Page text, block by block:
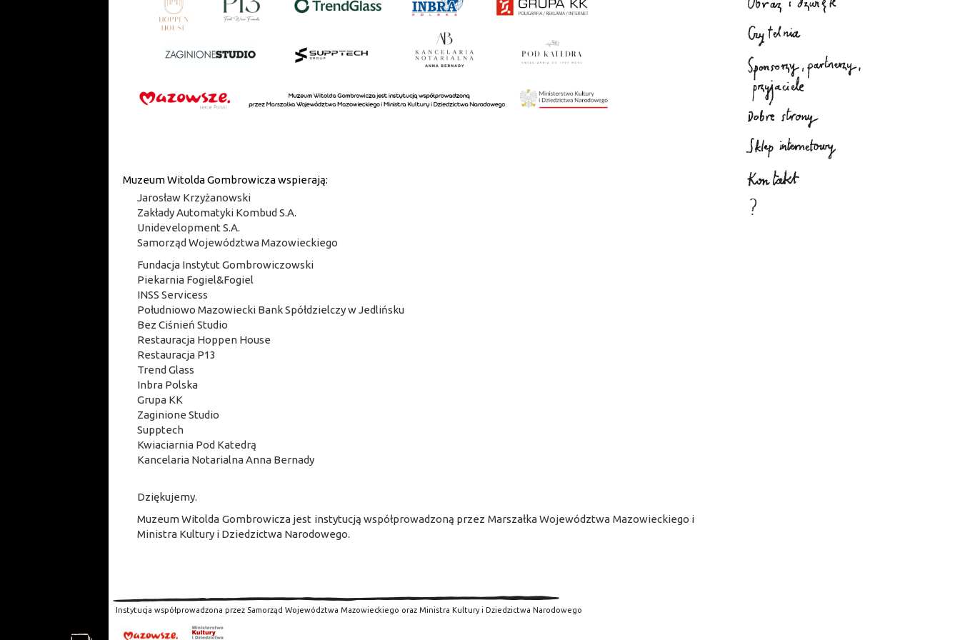
Muzeum Witolda Gombrowicza wspierają:
Jarosław Krzyżanowski
Zakłady Automatyki Kombud S.A.
Unidevelopment S.A.
Samorząd Województwa Mazowieckiego
Fundacja Instytut Gombrowiczowski
Piekarnia Fogiel&Fogiel
INSS Servicess
Południowo Mazowiecki Bank Spółdzielczy w Jedlińsku
Bez Ciśnień Studio
Restauracja Hoppen House
Restauracja P13
Trend Glass
Inbra Polska
Grupa KK
Zaginione Studio
Supptech
Kwiaciarnia Pod Katedrą
Kancelaria Notarialna Anna Bernady
Dziękujemy.
Muzeum Witolda Gombrowicza jest instytucją współprowadzoną przez Marszałka Województwa Mazowieckiego i
Ministra Kultury i Dziedzictwa Narodowego.
Instytucja współprowadzona przez Samorząd Województwa Mazowieckiego oraz Ministra Kultury i Dziedzictwa Narodowego